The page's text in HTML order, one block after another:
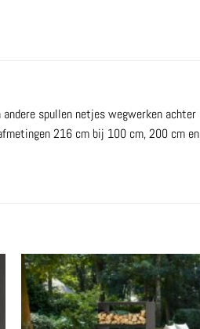
spullen netjes wegwerken achter
216 cm bij 100 cm, 200 cm en